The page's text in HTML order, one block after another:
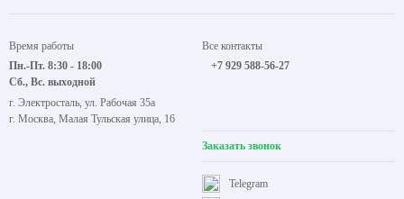
Время работы
Пн.-Пт. 8:30 - 18:00
Сб., Вс. выходной
г. Электросталь, ул. Рабочая 35а
г. Москва, Малая Тульская улица, 16
Все контакты
+7 929 588-56-27
Заказать звонок
Telegram